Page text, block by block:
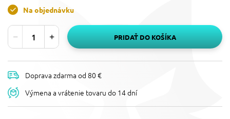
Na objednávku
PRIDAŤ DO KOŠÍKA
Doprava zdarma od 80 €
Výmena a vrátenie tovaru do 14 dní